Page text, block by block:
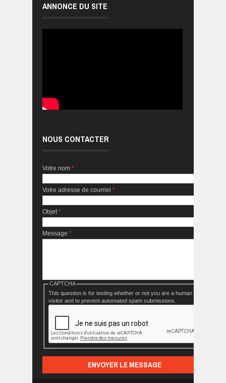
ANNONCE DU SITE
NOUS CONTACTER
Votre nom *
Votre adresse de courriel *
Objet*
Message *
CAPTCHA
This question is for testing whether or not you are a human
visitor and to prevent automated spam submissions.